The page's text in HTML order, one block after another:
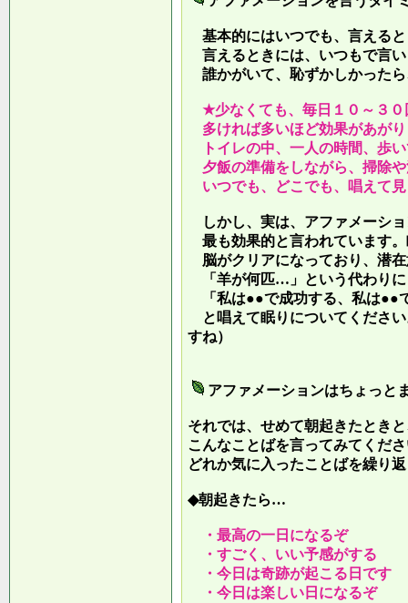
基本的にはいつでも、言える
言えるときには、いつもで言
誰かがいて、恥ずかしかった
★少なくても、毎日１０～３０
多ければ多いほど効果があが
トイレの中、一人の時間、歩
夕飯の準備をしながら、掃除
いつでも、どこでも、唱えて
しかし、実は、アファメーシ
最も効果的と言われています
脳がクリアになっており、潜
「羊が何匹…」という代わりに
「私は●●で成功する、私は●●
と唱えて眠りについてくださ
すね）
アファメーションはちょっと
それでは、せめて朝起きたとき
こんなことばを言ってみてくだ
どれか気に入ったことばを繰り
◆朝起きたら…
・最高の一日になるぞ
・すごく、いい予感がする
・今日は奇跡が起こる日です
・今日は楽しい日になるぞ